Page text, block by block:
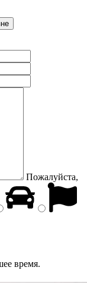
Пожалуйста,
время.